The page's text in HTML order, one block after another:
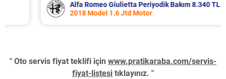
Alfa Romeo Giulietta Periyodik Bakım 8.340 TL
2018 Model 1.6 Jtd Motor
" Oto servis fiyat teklifi için www.pratikaraba.com/servis-
fiyat-listesi tıklayınız. "